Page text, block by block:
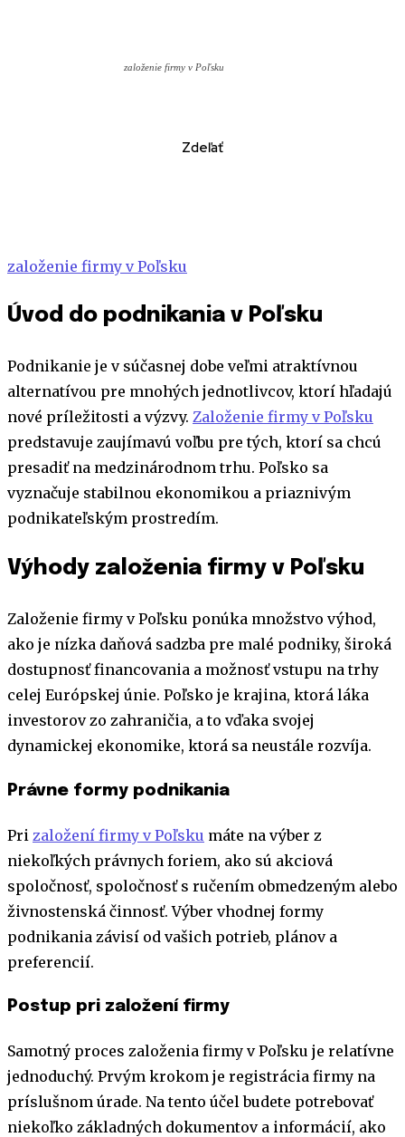
založenie firmy v Poľsku
Zdeľať
založenie firmy v Poľsku
Úvod do podnikania v Poľsku
Podnikanie je v súčasnej dobe veľmi atraktívnou
alternatívou pre mnohých jednotlivcov, ktorí hľadajú
nové príležitosti a výzvy. Založenie firmy v Poľsku
predstavuje zaujímavú voľbu pre tých, ktorí sa chcú
presadiť na medzinárodnom trhu. Poľsko sa
vyznačuje stabilnou ekonomikou a priaznivým
podnikateľským prostredím.
Výhody založenia firmy v Poľsku
Založenie firmy v Poľsku ponúka množstvo výhod,
ako je nízka daňová sadzba pre malé podniky, široká
dostupnosť financovania a možnosť vstupu na trhy
celej Európskej únie. Poľsko je krajina, ktorá láka
investorov zo zahraničia, a to vďaka svojej
dynamickej ekonomike, ktorá sa neustále rozvíja.
Právne formy podnikania
Pri založení firmy v Poľsku máte na výber z
niekoľkých právnych foriem, ako sú akciová
spoločnosť, spoločnosť s ručením obmedzeným alebo
živnostenská činnosť. Výber vhodnej formy
podnikania závisí od vašich potrieb, plánov a
preferencií.
Postup pri založení firmy
Samotný proces založenia firmy v Poľsku je relatívne
jednoduchý. Prvým krokom je registrácia firmy na
príslušnom úrade. Na tento účel budete potrebovať
niekoľko základných dokumentov a informácií, ako